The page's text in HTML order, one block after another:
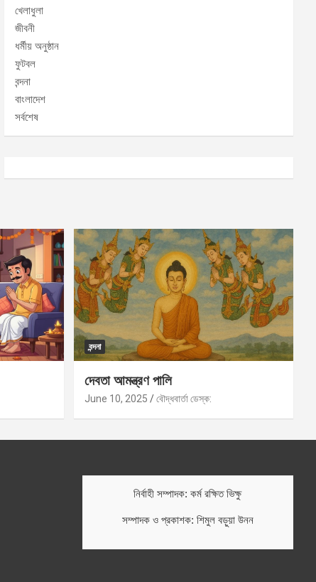
খেলাধুলা
জীবনী
ধর্মীয় অনুষ্ঠান
ফুটবল
বন্দনা
বাংলাদেশ
সর্বশেষ
বন্দনা
দেবতা আমন্ত্রণ পালি
June 10, 2025 বৌদ্ধবার্তা ডেস্ক:
নির্বাহী সম্পাদক: কর্ম রক্ষিত ভিক্ষু
সম্পাদক ও প্রকাশক: শিমুল বড়ুয়া উনন